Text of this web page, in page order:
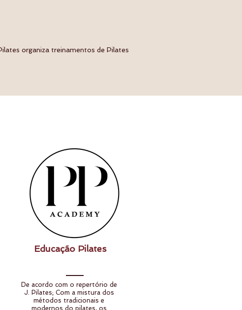
organiza treinamentos de Pilates
Educação Pilates
De acordo com o repertório de
J. Pilates; Com a mistura dos
métodos tradicionais e
modernos do pilates, os